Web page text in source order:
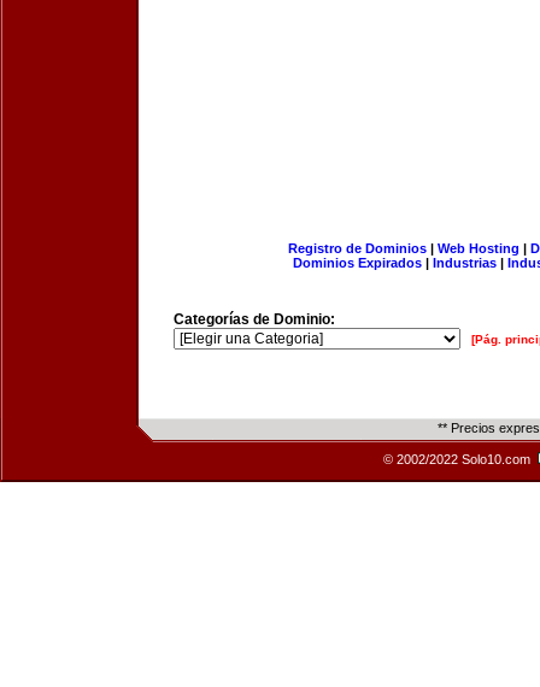
Registro de Dominios| Web Hosting |
Dominios Expirados | Industrias |
Categorías de Dominio:
[Pág.
** Precios
© 2002/2022 Solo10.com